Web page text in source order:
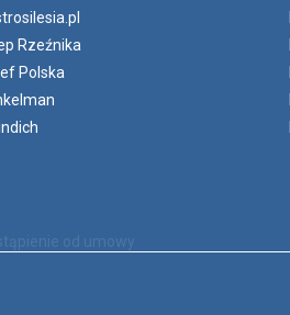
Rzeźnika
Polska
od umowy